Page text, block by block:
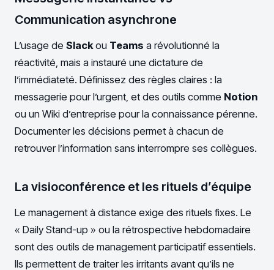
Communication asynchrone
L’usage de Slackou Teams a révolutionné la
réactivité, mais a instauré une dictature de
l’immédiateté. Définissez des règles claires : la
messagerie pour l’urgent, et des outils comme Notion
ou un Wiki d’entreprise pour la connaissance pérenne.
Documenter les décisions permet à chacun de
retrouver l’information sans interrompre ses collègues.
La visioconférence et les rituels d’équipe
Le management à distance exige des rituels fixes. Le
« Daily Stand-up » ou la rétrospective hebdomadaire
sont des outils de management participatif essentiels.
Ils permettent de traiter les irritants avant qu’ils ne